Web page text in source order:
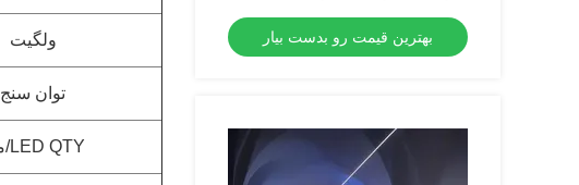
طول عمر
بهترین قیمت رو بدست بیار
ولگیت
توان سنج
LED QTY/متر